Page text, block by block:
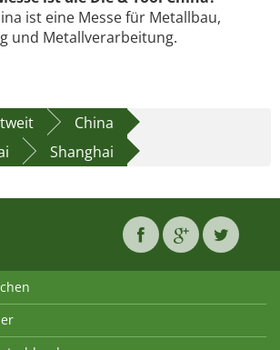
ist eine Messe für Metallbau,
und Metallverarbeitung.
China
Shanghai